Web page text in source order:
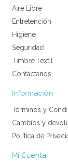
Aire Libre
Entretención
Higiene
Seguridad
Timbre Textil
Contáctanos
Información
Términos y
Cambios y
Política de
Mi Cuenta